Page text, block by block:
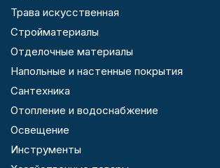
Трава искусственная
Стройматериалы
Отделочные материалы
Напольные и настенные покрытия
Сантехника
Отопление и водоснабжение
Освещение
Инструменты